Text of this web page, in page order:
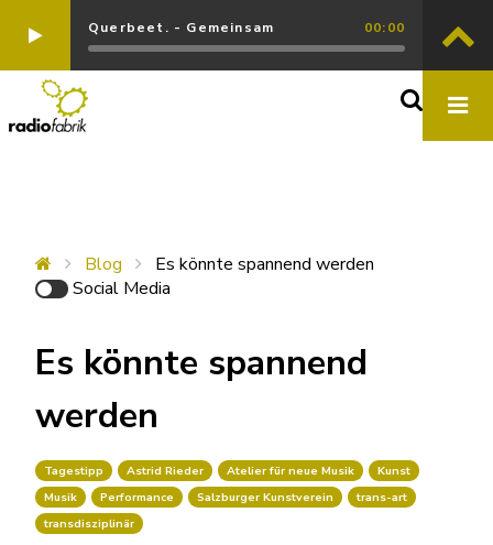
Querbeet. - Gemeinsam 00:00
Blog
Es könnte spannend werden
Social Media
Es könnte spannend
werden
Tagestipp Astrid Rieder Atelier für neue Musik
Kunst
Musik
Performance Salzburger Kunstverein
trans-art
transdisziplinär